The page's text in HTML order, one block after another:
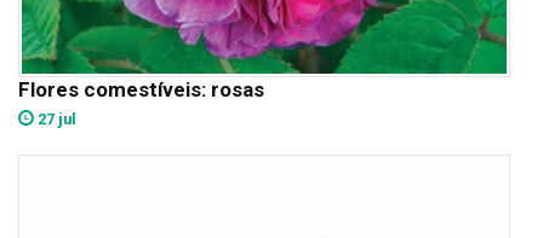
Flores comestíveis: rosas
27 jul